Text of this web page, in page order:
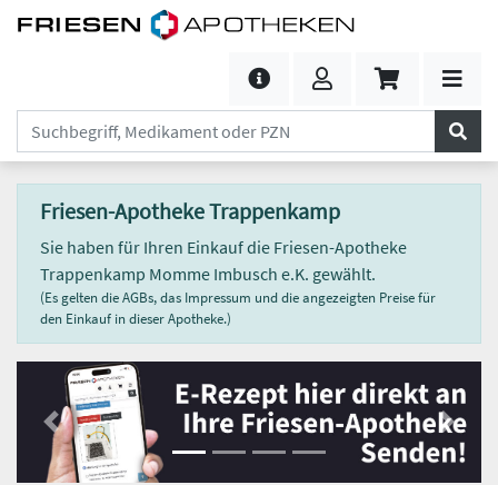
Friesen-Apotheke Trappenkamp
Sie haben für Ihren Einkauf die Friesen-Apotheke
Trappenkamp Momme Imbusch e.K. gewählt.
(Es gelten die AGBs, das Impressum und die angezeigten Preise für
den Einkauf in dieser Apotheke.)
Previous Next